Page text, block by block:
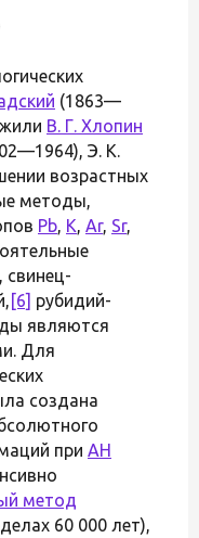
(1863—
В. Г. Хлопин
Э. К.
возрастных
методы,
Pb, K, Ar, Sr,
свинец-
[6] рубидий-
являются
Для
создана
при АН
метод
60 000 лет),